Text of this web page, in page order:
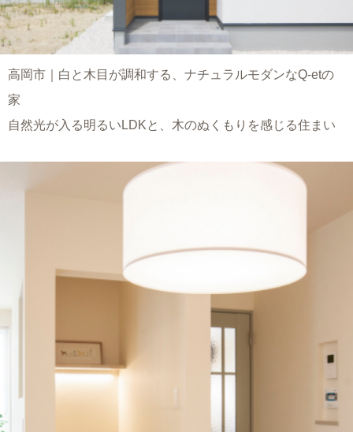
高岡市｜白と木目が調和する、ナチュラルモダンなQ-etの
家
自然光が入る明るいLDKと、木のぬくもりを感じる住まい